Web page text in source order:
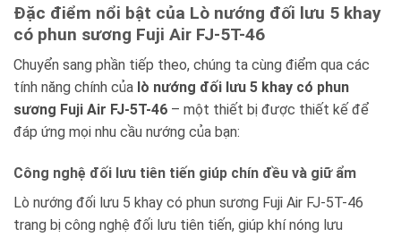
Đặc điểm nổi bật của Lò nướng đối lưu 5 khay
có phun sương Fuji Air FJ-5T-46
Chuyển sang phần tiếp theo, chúng ta cùng điểm qua các
tính năng chính của lò nướng đối lưu 5 khay có phun
sương Fuji Air FJ-5T-46 – một thiết bị được thiết kế để
đáp ứng mọi nhu cầu nướng của bạn:
Công nghệ đối lưu tiên tiến giúp chín đều và giữ ẩm
Lò nướng đối lưu 5 khay có phun sương Fuji Air FJ-5T-46
trang bị công nghệ đối lưu tiên tiến, giúp khí nóng lưu